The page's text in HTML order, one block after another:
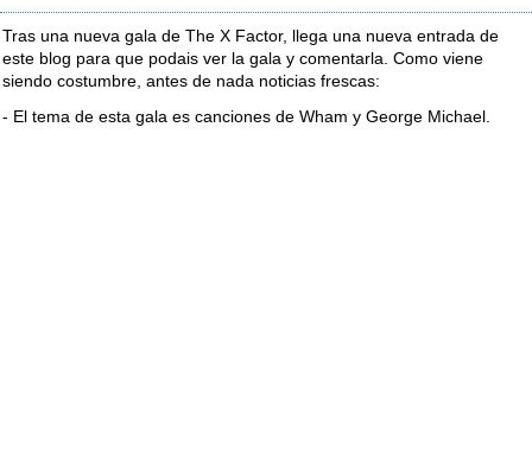
Tras una nueva gala de The X Factor, llega una nueva entrada de
este blog para que podais ver la gala y comentarla. Como viene
siendo costumbre, antes de nada noticias frescas:
- El tema de esta gala es canciones de Wham y George Michael.